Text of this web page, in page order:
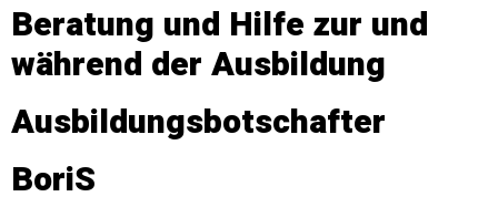
Beratung und Hilfe zur und
während der Ausbildung
Ausbildungsbotschafter
BoriS